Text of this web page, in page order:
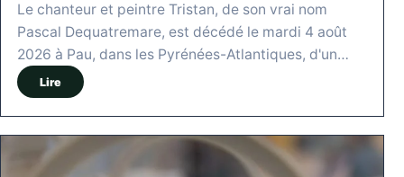
Le chanteur et peintre Tristan, de son vrai nom
Pascal Dequatremare, est décédé le mardi 4 août
2026 à Pau, dans les Pyrénées-Atlantiques, d'un…
Lire